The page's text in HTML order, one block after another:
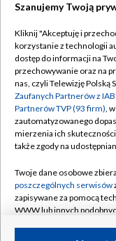
Abonament TVP
Emisja w TVP
Centrum
Naziemna
Rada Programowa
System NOS
Informacje o
Szanujemy Twoją
Kliknij "Akceptuję i
korzystanie z technologii
dostęp do informacji na
przechowywanie oraz na
nas, czyli Telewizję Polską
Zaufanych Partnerów z
Partnerów TVP (93 firm),
zautomatyzowanego
mierzenia ich
także zgody na
Twoje dane osobowe
poszczególnych serwisów
zapisywane za pomocą
WWW lub innych